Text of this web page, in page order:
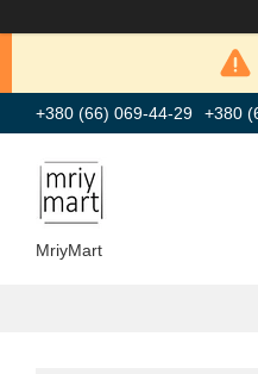
+380 (66) 069-44-29 +380
MriyMart